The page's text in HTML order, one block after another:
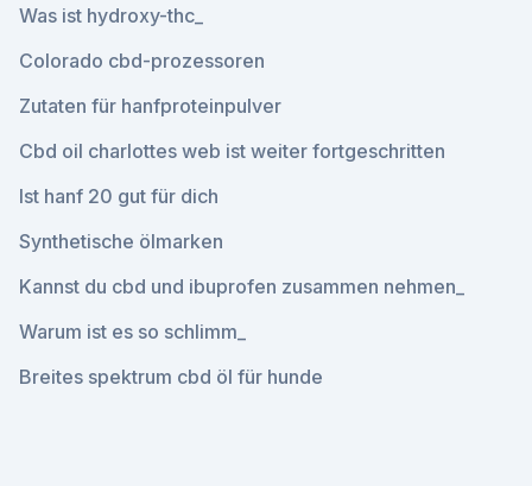
Was ist hydroxy-thc_
Colorado cbd-prozessoren
Zutaten für hanfproteinpulver
Cbd oil charlottes web ist weiter fortgeschritten
Ist hanf 20 gut für dich
Synthetische ölmarken
Kannst du cbd und ibuprofen zusammen nehmen_
Warum ist es so schlimm_
Breites spektrum cbd öl für hunde